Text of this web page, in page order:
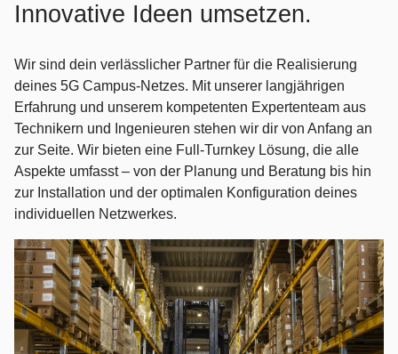
Innovative Ideen umsetzen.
Wir sind dein verlässlicher Partner für die Realisierung
deines 5G Campus-Netzes. Mit unserer langjährigen
Erfahrung und unserem kompetenten Expertenteam aus
Technikern und Ingenieuren stehen wir dir von Anfang an
zur Seite. Wir bieten eine Full-Turnkey Lösung, die alle
Aspekte umfasst – von der Planung und Beratung bis hin
zur Installation und der optimalen Konfiguration deines
individuellen Netzwerkes.